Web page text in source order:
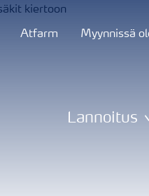
Atfarm Myynnissä
Lannoitus